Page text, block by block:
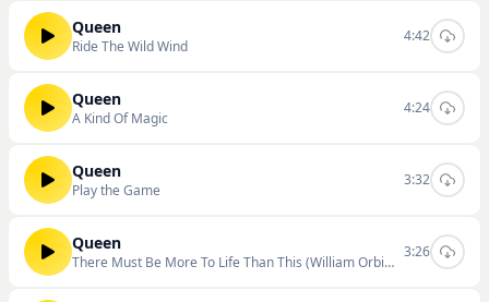
скачувати треки виконавця безпосередньо на
нашому сайті.
Queen
Ride The Wild Wind
4:42
Queen
A Kind Of Magic
4:24
Queen
Play the Game
3:32
Queen
There Must Be More To Life Than This (William Orbit Mix)
3:26